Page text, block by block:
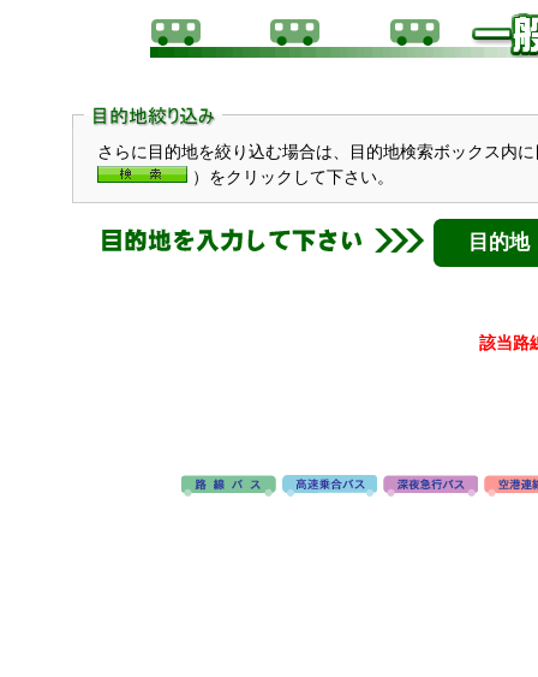
さらに目的地を絞り込む場合は、目的地検索ボックス内
）をクリックして下さい。
目的地
該当路